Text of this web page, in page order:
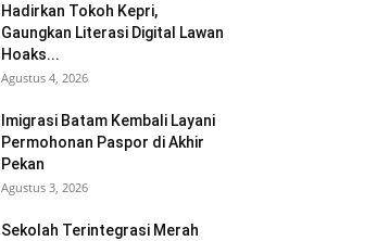
Hadirkan Tokoh Kepri,
Gaungkan Literasi Digital Lawan
Hoaks...
Agustus 4, 2026
Imigrasi Batam Kembali Layani
Permohonan Paspor di Akhir
Pekan
Agustus 3, 2026
Sekolah Terintegrasi Merah